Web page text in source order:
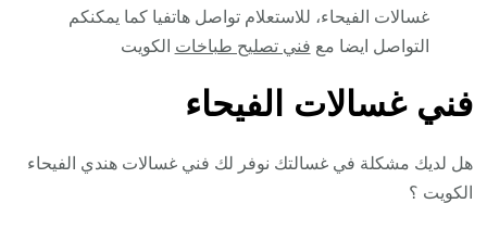
غسالات الفيحاء، للاستعلام تواصل هاتفيا كما يمكنكم
التواصل ايضا مع فني تصليح طباخات الكويت
فني غسالات الفيحاء
هل لديك مشكلة في غسالتك نوفر لك فني غسالات هندي الفيحاء
الكويت ؟